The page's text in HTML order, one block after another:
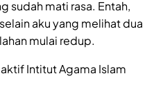
sudah mati rasa. Entah,
aku yang melihat dua
mulai redup.
Intitut Agama Islam